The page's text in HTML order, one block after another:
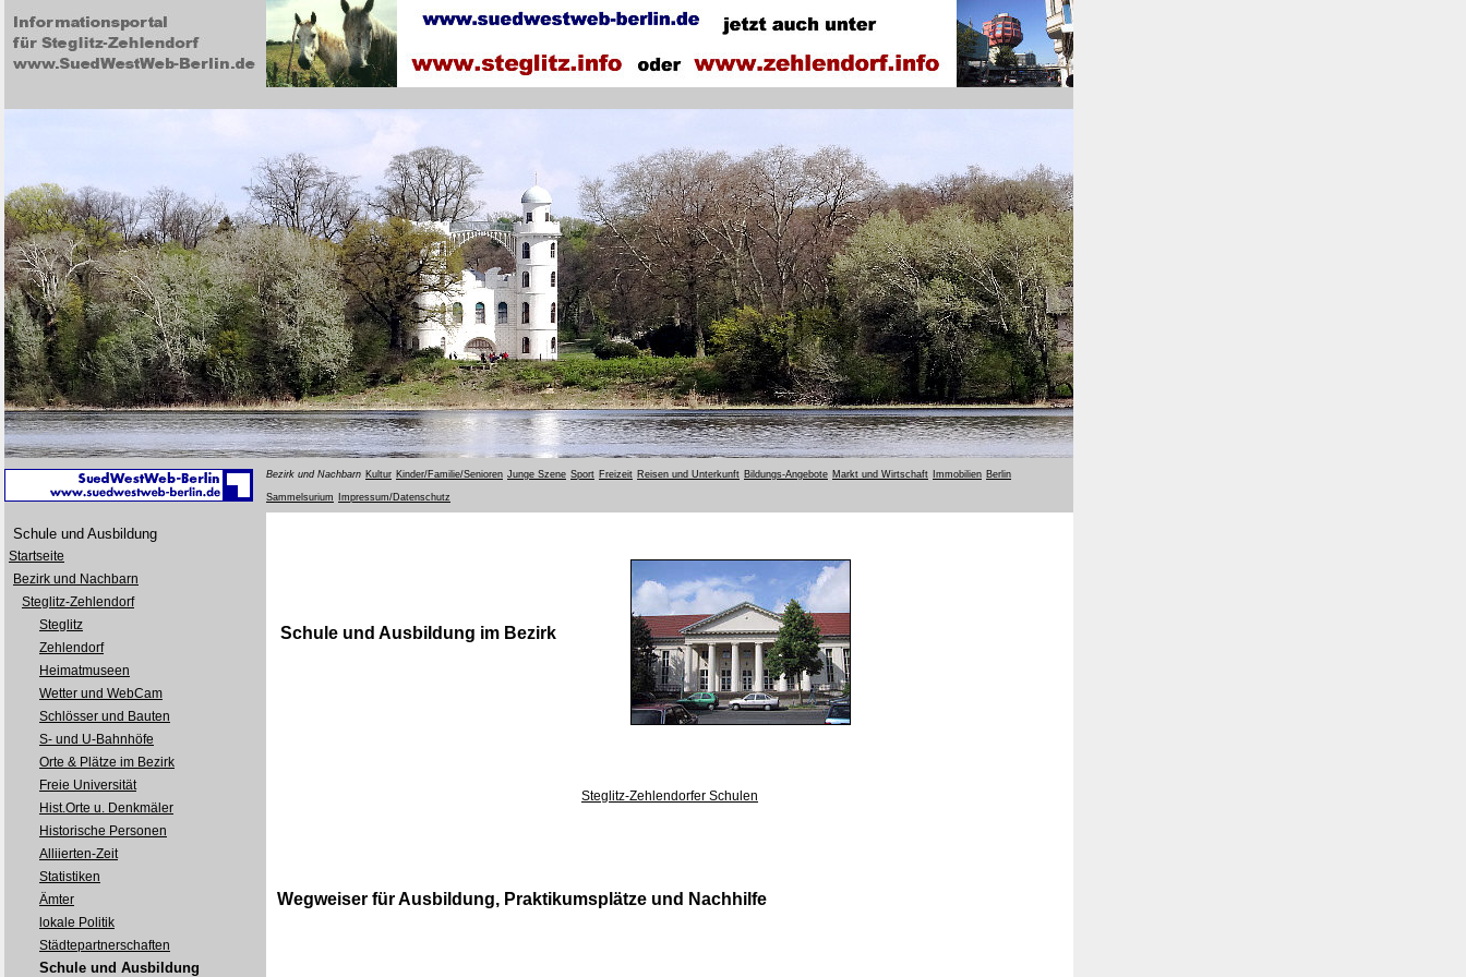
Bezirk und Nachbarn Kultur Kinder/Familie/Senioren Junge Szene Sport Freizeit Reisen und Unterkunft Bildungs-Angebote Markt und Wirtschaft Immobilien Berlin
Sammelsurium Impressum/Datenschutz
Schule und Ausbildung
Startseite
Bezirk und Nachbarn
Steglitz-Zehlendorf
Steglitz
Zehlendorf
Heimatmuseen
Wetter und WebCam
Schlösser und Bauten
S- und U-Bahnhöfe
Orte & Plätze im Bezirk
Freie Universität
Hist.Orte u. Denkmäler
Historische Personen
Alliierten-Zeit
Statistiken
Ämter
lokale Politik
Städtepartnerschaften
Schule und Ausbildung
Schule und Ausbildung im Bezirk
Steglitz-Zehlendorfer Schulen
Wegweiser für Ausbildung, Praktikumsplätze und Nachhilfe